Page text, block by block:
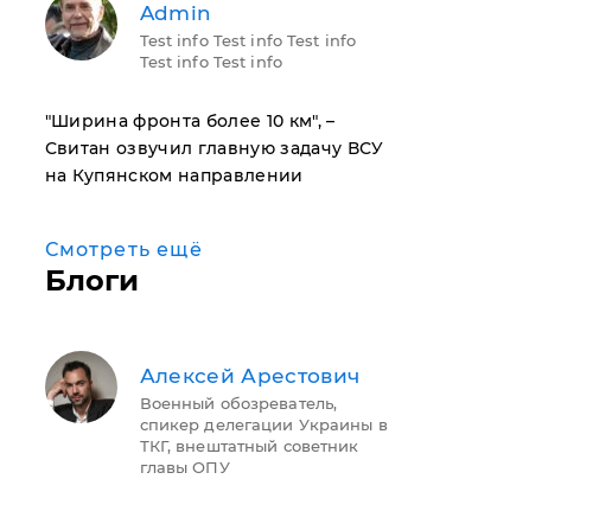
Admin
Test info Test info Test info
Test info Test info
​"Ширина фронта более 10 км", –
Свитан озвучил главную задачу ВСУ
на Купянском направлении
Смотреть ещё
Блоги
Алексей Арестович
Военный обозреватель,
спикер делегации Украины в
ТКГ, внештатный советник
главы ОПУ